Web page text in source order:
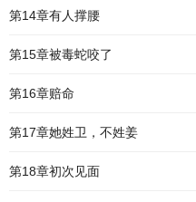
第14章有人撑腰
第15章被毒蛇咬了
第16章赔命
第17章她姓卫，不姓姜
第18章初次见面